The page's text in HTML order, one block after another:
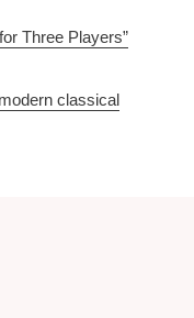
Three Players”
modern classical